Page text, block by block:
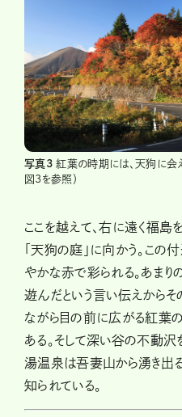
写真3 紅葉の時期には、天狗に会
図3を参照）
ここを越えて、右に遠く福
「天狗の庭」に向かう。こ
やかな赤で彩られる。あまり
遊んだという言い伝えから
ながら目の前に広がる紅葉
ある。そして深い谷の不動
湯温泉は吾妻山から湧き出
知られている。